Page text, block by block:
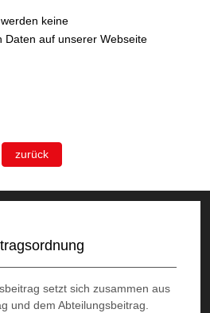
keine
Daten auf unserer Webseite
zurück
setzt sich zusammen aus
und dem Abteilungsbeitrag.